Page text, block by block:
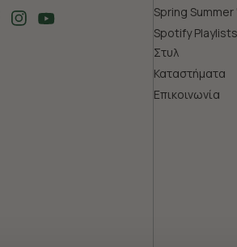
Spring
Spotify
Στυλ
Καταστήματα
Επικοινωνία